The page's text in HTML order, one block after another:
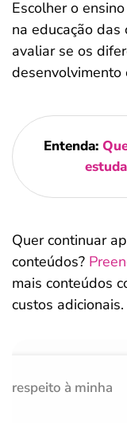
Escolher o
na educação das
avaliar se os
desenvolvimento
Entenda:
Quer continuar
conteúdos?
mais conteúdos
custos adicionais.
respeito à minha